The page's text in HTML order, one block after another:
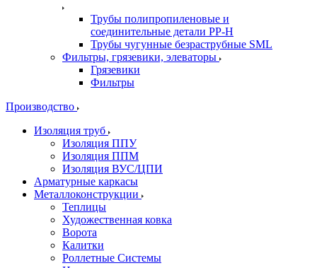
Трубы полипропиленовые и
соединительные детали PP-H
Трубы чугунные безраструбные SML
Фильтры, грязевики, элеваторы
Грязевики
Фильтры
Производство
Изоляция труб
Изоляция ППУ
Изоляция ППМ
Изоляция ВУС/ЦПИ
Арматурные каркасы
Металлоконструкции
Теплицы
Художественная ковка
Ворота
Калитки
Роллетные Системы